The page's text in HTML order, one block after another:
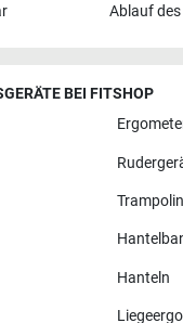
Ablauf
BEI FITSHOP
Trampolin
Hanteln